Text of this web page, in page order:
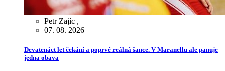
Petr Zajíc ,
07. 08. 2026
Devatenáct let čekání a poprvé reálná šance. V Maranellu ale panuje
jedna obava